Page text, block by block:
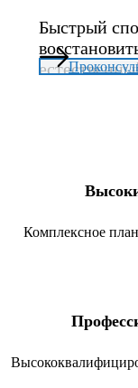
Быстрый
Комплексное